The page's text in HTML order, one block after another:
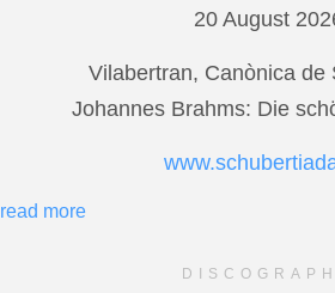
20 August
Vilabertran, Canònica de
Johannes Brahms: Die
read more